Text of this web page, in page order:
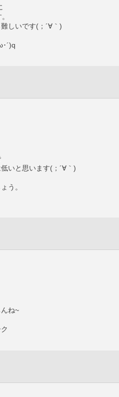
しいです(；´∀｀)
´)q
いと思います(；´∀｀)
う。
ね~